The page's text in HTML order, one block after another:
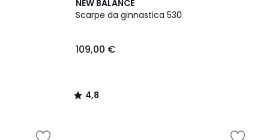
NEW BALANCE
Scarpe da ginnastica 530
109,00 €
4,8
/ 5
4,8
/